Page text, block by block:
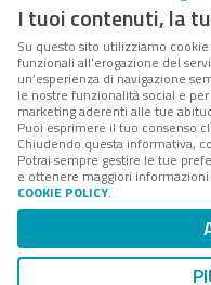
Forumpa.itè una
presso Registro della
Reg. n. 182 del 2
FPA s.r.l. è
Coordinamento da
è un'azienda
Codice Fiscale/Partita
n.
I tuoi contenuti, la
Su questo sito utilizziamo
funzionali all’erogazione del
un’esperienza di navigazione
le nostre funzionalità social e
marketing aderenti alle tue
Puoi esprimere il tuo consenso
Chiudendo questa informativa,
Potrai sempre gestire le tue
e ottenere maggiori
COOKIE POLICY.